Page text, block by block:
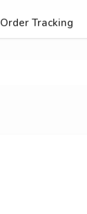
Order Tracking